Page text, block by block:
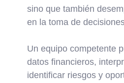
sino que también
en la toma de
Un equipo competente
datos financieros,
identificar riesgos y